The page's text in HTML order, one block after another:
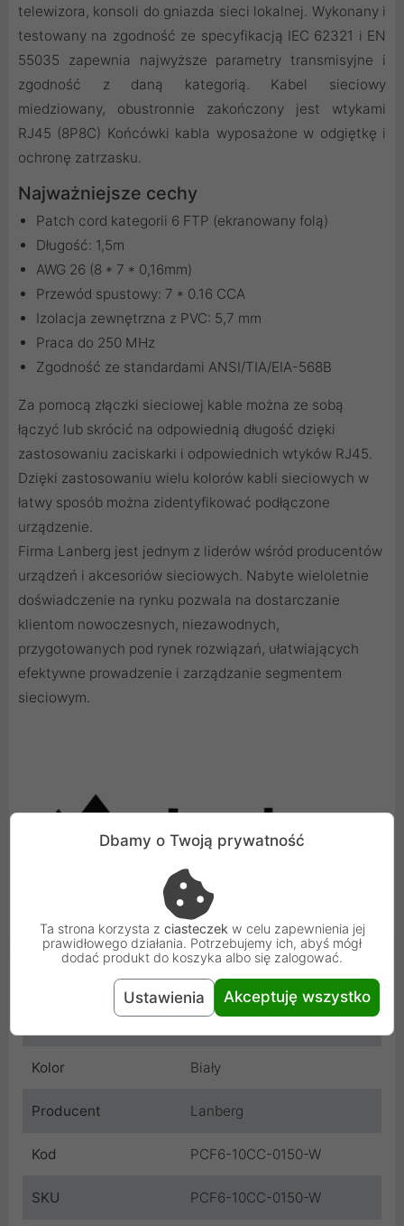
telewizora, konsoli do gniazda sieci lokalnej. Wykonany i
testowany na zgodność ze specyfikacją IEC 62321 i EN
55035 zapewnia najwyższe parametry transmisyjne i
zgodność z daną kategorią. Kabel sieciowy
miedziowany, obustronnie zakończony jest wtykami
RJ45 (8P8C) Końcówki kabla wyposażone w odgiętkę i
ochronę zatrzasku.
Najważniejsze cechy
Patch cord kategorii 6 FTP (ekranowany folą)
Długość: 1,5m
AWG 26 (8 * 7 * 0,16mm)
Przewód spustowy: 7 * 0.16 CCA
Izolacja zewnętrzna z PVC: 5,7 mm
Praca do 250 MHz
Zgodność ze standardami ANSI/TIA/EIA-568B
Za pomocą złączki sieciowej kable można ze sobą
łączyć lub skrócić na odpowiednią długość dzięki
zastosowaniu zaciskarki i odpowiednich wtyków RJ45.
Dzięki zastosowaniu wielu kolorów kabli sieciowych w
łatwy sposób można zidentyfikować podłączone
urządzenie.
Firma Lanberg jest jednym z liderów wśród producentów
urządzeń i akcesoriów sieciowych. Nabyte wieloletnie
doświadczenie na rynku pozwala na dostarczanie
klientom nowoczesnych, niezawodnych,
przygotowanych pod rynek rozwiązań, ułatwiających
efektywne prowadzenie i zarządzanie segmentem
sieciowym.
Cechy produktu
Kolor Biały
Producent Lanberg
Kod PCF6-10CC-0150-W
SKU PCF6-10CC-0150-W
Dbamy o Twoją prywatność
Ta strona korzysta z ciasteczek w celu zapewnienia jej
prawidłowego działania. Potrzebujemy ich, abyś mógł
dodać produkt do koszyka albo się zalogować.
Ustawienia Akceptuję wszystko